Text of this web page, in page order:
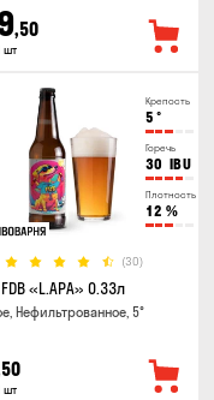
,50
шт
Крепость
5 °
Горечь
30 IBU
Плотность
12 %
(30)
«L.APA» 0.33л
Нефильтрованное, 5°
шт